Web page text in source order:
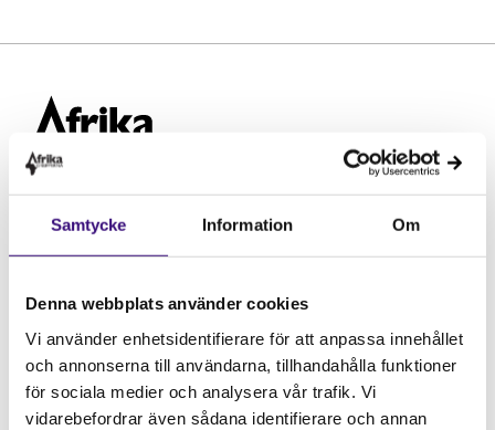
Samtycke Information Om
Denna webbplats använder cookies
Vi använder enhetsidentifierare för att anpassa innehållet
och annonserna till användarna, tillhandahålla funktioner
för sociala medier och analysera vår trafik. Vi
vidarebefordrar även sådana identifierare och annan
Engagera dig
Vårt arbete
Gåvoshop
Kontakta oss